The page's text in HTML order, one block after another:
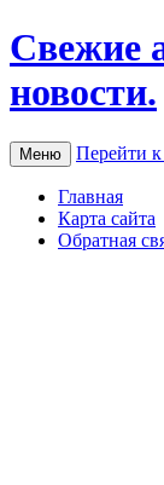
Свежие
новости.
Меню Перейти
Главная
Карта сайта
Обратная